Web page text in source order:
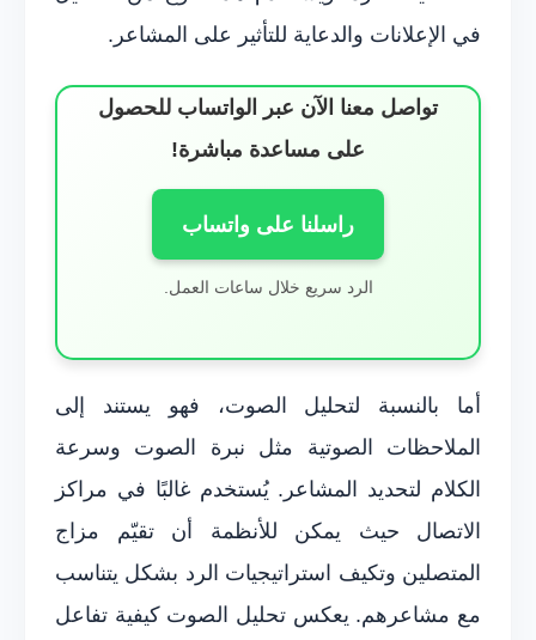
في الإعلانات والدعاية للتأثير على المشاعر.
تواصل معنا الآن عبر الواتساب للحصول
على مساعدة مباشرة!
راسلنا على واتساب
الرد سريع خلال ساعات العمل.
أما بالنسبة لتحليل الصوت، فهو يستند إلى
الملاحظات الصوتية مثل نبرة الصوت وسرعة
الكلام لتحديد المشاعر. يُستخدم غالبًا في مراكز
الاتصال حيث يمكن للأنظمة أن تقيّم مزاج
المتصلين وتكيف استراتيجيات الرد بشكل يتناسب
مع مشاعرهم. يعكس تحليل الصوت كيفية تفاعل